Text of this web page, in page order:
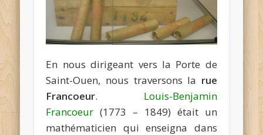
En nous dirigeant vers la Porte de
Saint-Ouen, nous traversons la rue
Francoeur. Louis-Benjamin
Francoeur (1773 – 1849) était un
mathématicien qui enseigna dans